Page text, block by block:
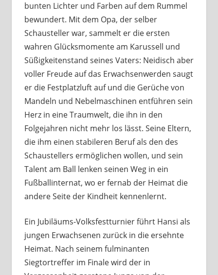
bunten Lichter und Farben auf dem Rummel
bewundert. Mit dem Opa, der selber
Schausteller war, sammelt er die ersten
wahren Glücksmomente am Karussell und
Süßigkeitenstand seines Vaters: Neidisch aber
voller Freude auf das Erwachsenwerden saugt
er die Festplatzluft auf und die Gerüche von
Mandeln und Nebelmaschinen entführen sein
Herz in eine Traumwelt, die ihn in den
Folgejahren nicht mehr los lässt. Seine Eltern,
die ihm einen stabileren Beruf als den des
Schaustellers ermöglichen wollen, und sein
Talent am Ball lenken seinen Weg in ein
Fußballinternat, wo er fernab der Heimat die
andere Seite der Kindheit kennenlernt.
Ein Jubiläums-Volksfestturnier führt Hansi als
jungen Erwachsenen zurück in die ersehnte
Heimat. Nach seinem fulminanten
Siegtortreffer im Finale wird der in